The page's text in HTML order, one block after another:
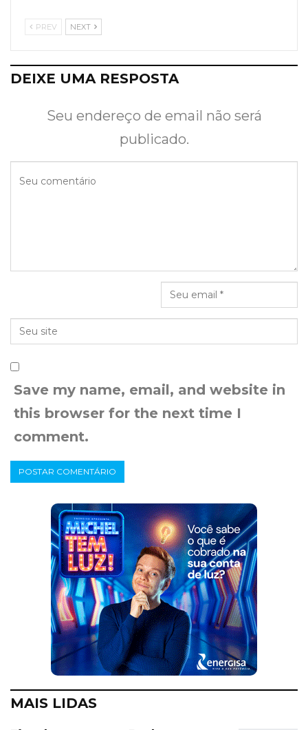
PREV NEXT
DEIXE UMA RESPOSTA
Seu endereço de email não será
publicado.
Save my name, email, and website in
this browser for the next time I
comment.
MAIS LIDAS